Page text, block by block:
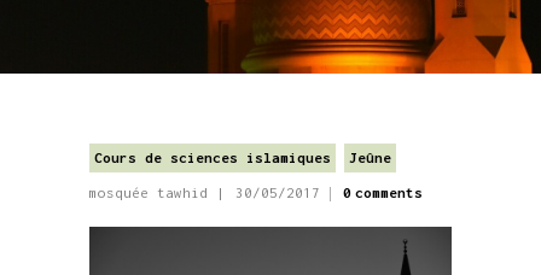
Cours de sciences islamiques Jeûne
mosquée tawhid 30/05/2017 0 comments